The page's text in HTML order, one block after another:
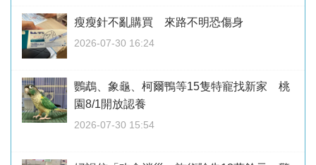
瘦瘦針不亂購買 來路不明恐傷身
2026-07-30 16:24
鸚鵡、象龜、柯爾鴨等15隻特寵找新家 桃
園8/1開放認養
2026-07-30 15:54